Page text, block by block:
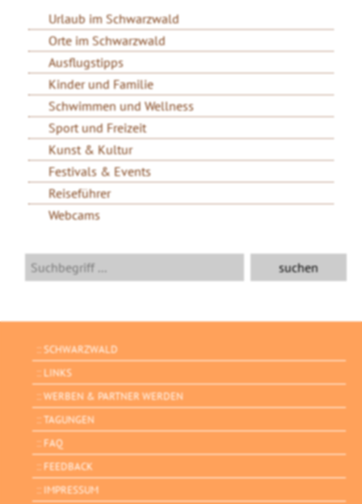
Urlaub im Schwarzwald
Orte im Schwarzwald
Ausflugstipps
Kinder und Familie
Schwimmen und Wellness
Sport und Freizeit
Kunst & Kultur
Festivals & Events
Reiseführer
Webcams
SCHWARZWALD
LINKS
WERBEN & PARTNER WERDEN
TAGUNGEN
FAQ
FEEDBACK
IMPRESSUM